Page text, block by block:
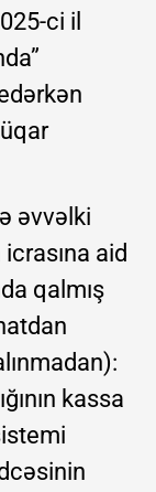
ci il
əvvəlki
aid
qalmış
kassa